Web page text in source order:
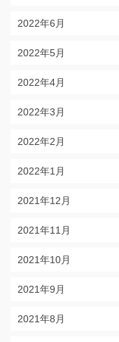
2022年6月
2022年5月
2022年4月
2022年3月
2022年2月
2022年1月
2021年12月
2021年11月
2021年10月
2021年9月
2021年8月